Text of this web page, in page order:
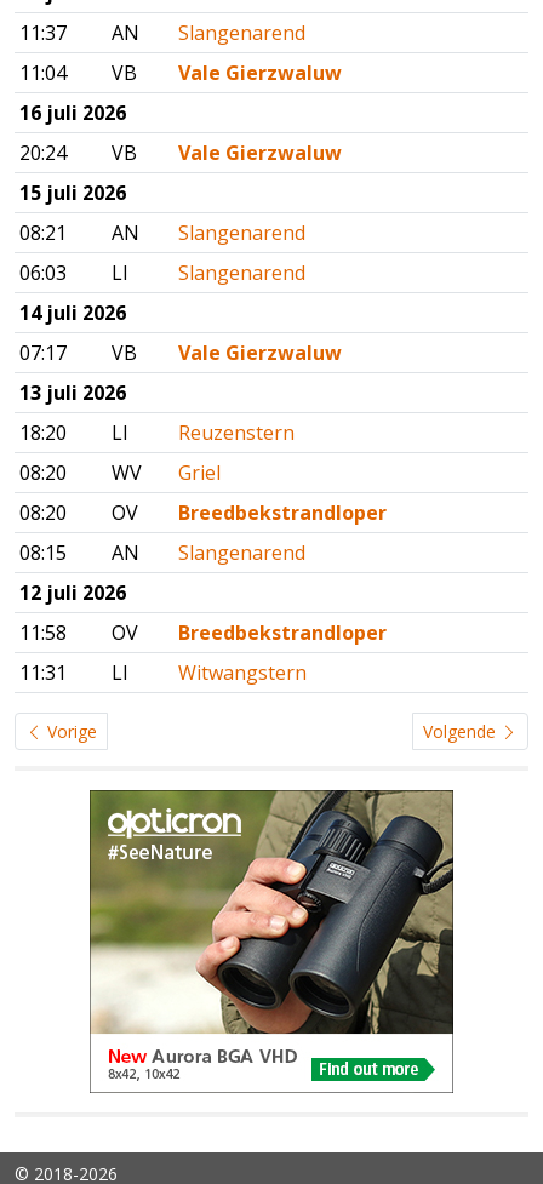
11:37
AN
Slangenarend
11:04
VB
Vale Gierzwaluw
16 juli 2026
20:24
VB
Vale Gierzwaluw
15 juli 2026
08:21
AN
Slangenarend
06:03
LI
Slangenarend
14 juli 2026
07:17
VB
Vale Gierzwaluw
13 juli 2026
18:20
LI
Reuzenstern
08:20
WV
Griel
08:20
OV
Breedbekstrandloper
08:15
AN
Slangenarend
12 juli 2026
11:58
OV
Breedbekstrandloper
11:31
LI Witwangstern
Vorige Volgende
© 2018-2026